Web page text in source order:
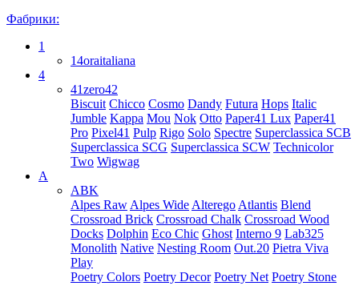
Фабрики:
1
14oraitaliana
4
41zero42
Biscuit Chicco Cosmo Dandy Futura Hops Italic
Jumble Kappa Mou Nok Otto Paper41 Lux Paper41
Pro Pixel41 Pulp Rigo Solo Spectre Superclassica SCB
Superclassica SCG Superclassica SCW Technicolor
Two Wigwag
A
ABK
Alpes Raw Alpes Wide Alterego Atlantis Blend
Crossroad Brick Crossroad Chalk Crossroad Wood
Docks Dolphin Eco Chic Ghost Interno 9 Lab325
Monolith Native Nesting Room Out.20 Pietra Viva
Play
Poetry Colors Poetry Decor Poetry Net Poetry Stone